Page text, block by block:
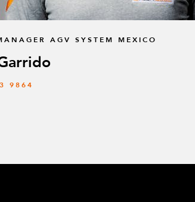
AGV SYSTEM MEXICO
9864